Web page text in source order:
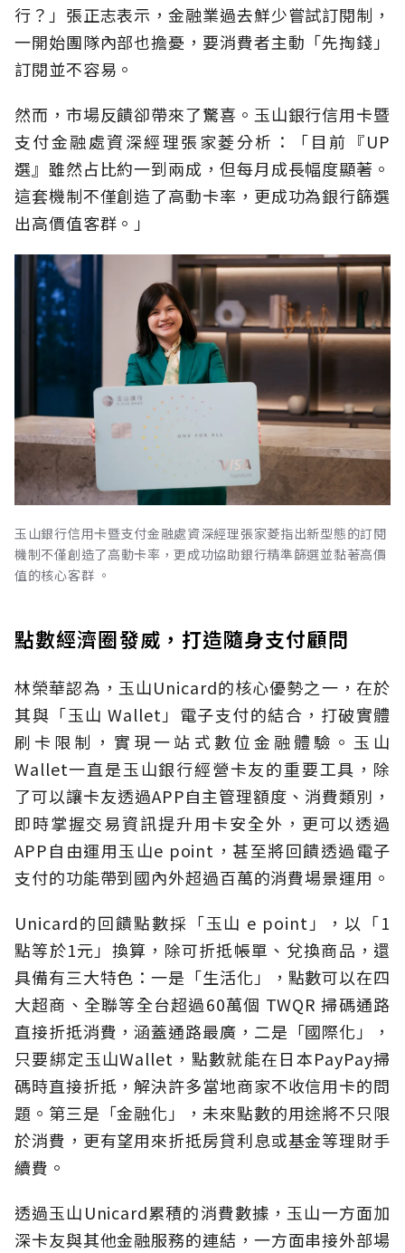
行？」張正志表示，金融業過去鮮少嘗試訂閱制，
一開始團隊內部也擔憂，要消費者主動「先掏錢」
訂閱並不容易。
然而，市場反饋卻帶來了驚喜。玉山銀行信用卡暨
支付金融處資深經理張家菱分析：「目前『UP
選』雖然占比約一到兩成，但每月成長幅度顯著。
這套機制不僅創造了高動卡率，更成功為銀行篩選
出高價值客群。」
玉山銀行信用卡暨支付金融處資深經理張家菱指出新型態的訂閱
機制不僅創造了高動卡率，更成功協助銀行精準篩選並黏著高價
值的核心客群 。
點數經濟圈發威，打造隨身支付顧問
林榮華認為，玉山Unicard的核心優勢之一，在於
其與「玉山 Wallet」電子支付的結合，打破實體
刷卡限制，實現一站式數位金融體驗。玉山
Wallet一直是玉山銀行經營卡友的重要工具，除
了可以讓卡友透過APP自主管理額度、消費類別，
即時掌握交易資訊提升用卡安全外，更可以透過
APP自由運用玉山e point，甚至將回饋透過電子
支付的功能帶到國內外超過百萬的消費場景運用。
Unicard的回饋點數採「玉山 e point」，以「1
點等於1元」換算，除可折抵帳單、兌換商品，還
具備有三大特色：一是「生活化」，點數可以在四
大超商、全聯等全台超過60萬個 TWQR 掃碼通路
直接折抵消費，涵蓋通路最廣，二是「國際化」，
只要綁定玉山Wallet，點數就能在日本PayPay掃
碼時直接折抵，解決許多當地商家不收信用卡的問
題。第三是「金融化」，未來點數的用途將不只限
於消費，更有望用來折抵房貸利息或基金等理財手
續費。
透過玉山Unicard累積的消費數據，玉山一方面加
深卡友與其他金融服務的連結，一方面串接外部場